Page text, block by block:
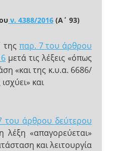
ν. 4388/2016 (Α΄ 93)
της παρ. 7 του άρθρου
μετά τις λέξεις «όπως
«και της κ.υ.α. 6686/
και
του άρθρου δεύτερου
λέξη «απαγορεύεται»
και λειτουργία